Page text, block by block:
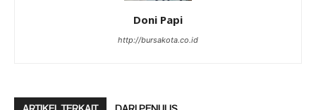
Doni Papi
http://bursakota.co.id